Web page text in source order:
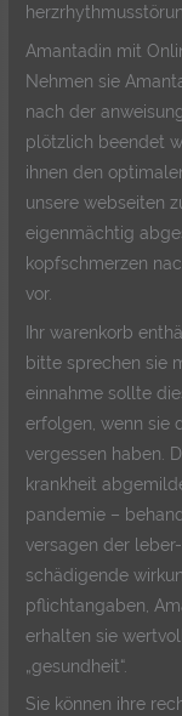
Amantadin mit
Nehmen sie
nach der
plötzlich beendet
ihnen den
unsere webseiten
eigenmächtig
kopfschmerzen
vor.
Ihr warenkorb
bitte sprechen sie
einnahme sollte
erfolgen, wenn sie
vergessen haben.
krankheit
pandemie –
versagen der
schädigende
pflichtangaben,
erhalten sie
„gesundheit“.
Sie können ihre